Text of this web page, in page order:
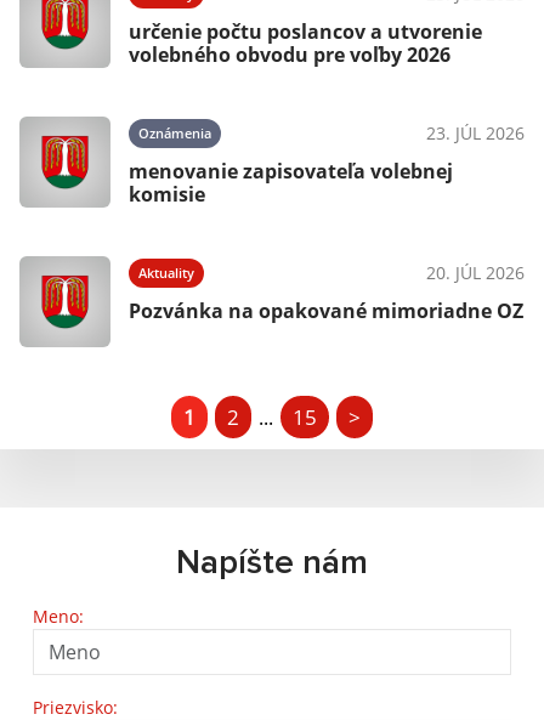
určenie počtu poslancov a utvorenie
volebného obvodu pre voľby 2026
Oznámenia 23. JÚL 2026
menovanie zapisovateľa volebnej
komisie
Aktuality 20. JÚL 2026
Pozvánka na opakované mimoriadne OZ
1 2 ... 15 >
Napíšte nám
Meno:
Priezvisko: